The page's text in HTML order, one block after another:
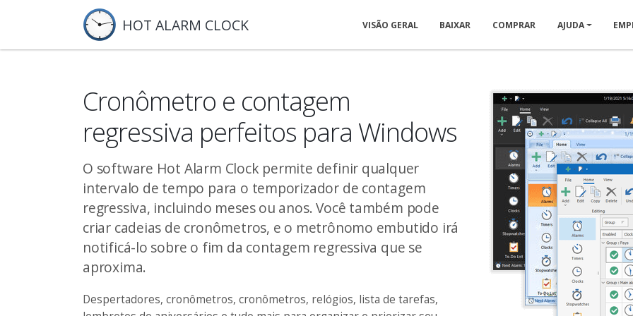
HOT ALARM CLOCK VISÃO GERAL BAIXAR COMPRAR AJUDA
Cronômetro e contagem
regressiva perfeitos para Windows
O software Hot Alarm Clock permite definir qualquer
intervalo de tempo para o temporizador de contagem
regressiva, incluindo meses ou anos. Você também pode
criar cadeias de cronômetros, e o metrônomo embutido irá
notificá-lo sobre o fim da contagem regressiva que se
aproxima.
Despertadores, cronômetros, cronômetros, relógios, lista de tarefas,